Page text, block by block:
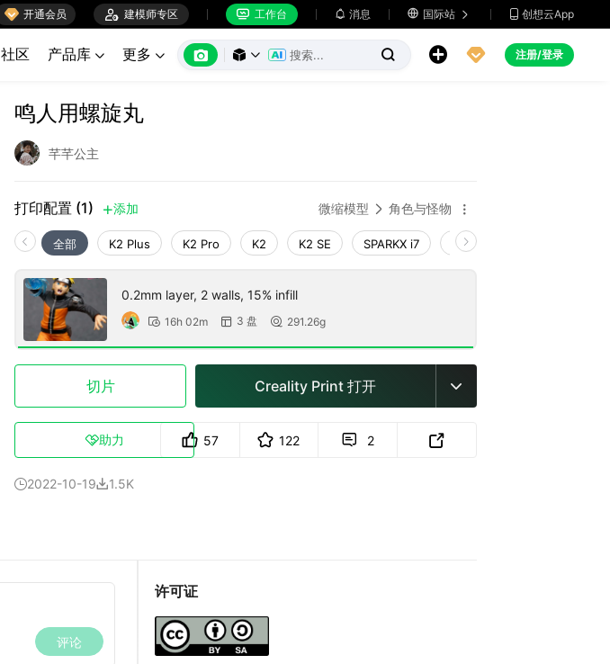
 开通会员  建模师专区  工作台  消息  国际站   创想云App
社区 产品库  更多        注册/登录
鸣人用螺旋丸
芊芊公主
打印配置 (1) 添加 微缩模型  角色与怪物 
全部 K2 Plus K2 Pro K2 K2 SE SPARKX i7 Creality Hi
0.2mm layer, 2 walls, 15% infill
 16h 02m  3 盘  291.26g
切片 Creality Print 打开 
助力 57 122  2 
2022-10-191.5K
许可证